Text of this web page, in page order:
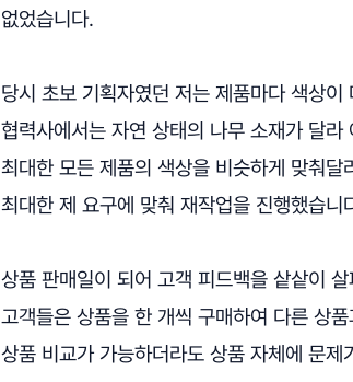
없었습니다.
당시 초보 기획자였던 저는 제품마다 색상
협력사에서는 자연 상태의 나무 소재가 달
최대한 모든 제품의 색상을 비슷하게 맞춰
최대한 제 요구에 맞춰 재작업을 진행했습니
상품 판매일이 되어 고객 피드백을 샅샅이
고객들은 상품을 한 개씩 구매하여 다른 상
상품 비교가 가능하더라도 상품 자체에 문